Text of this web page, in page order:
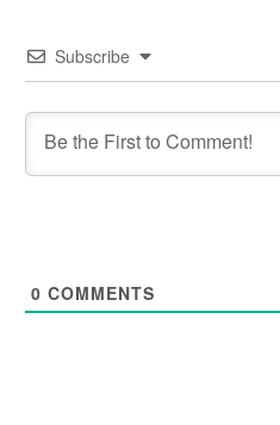
Subscribe
0 COMMENTS